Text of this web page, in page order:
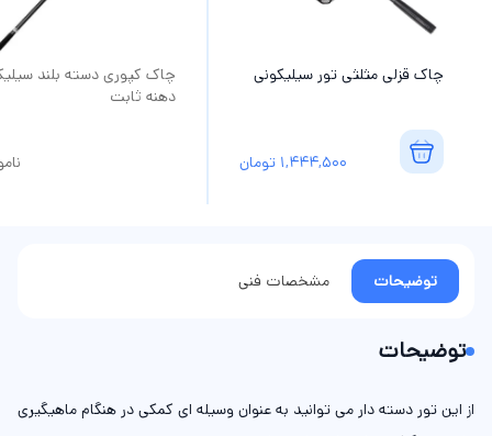
چاک قزلی مثلثی تور سیلیکونی
1,444,500 تومان
چاک کپوری دسته بلند
دهنه ثابت
توضیحات مشخصات فنی
توضیحات
از این تور دسته دار می توانید به عنوان وسیله ای کمکی در هنگام ماهیگیری